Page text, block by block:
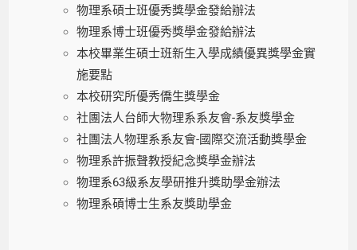
物理系碩士班優秀獎學金發給辦法
物理系博士班優秀獎學金發給辦法
本校畢業生碩士班新生入學成績優異獎學金實
施要點
本校研究所優秀僑生獎學金
社團法人台師大物理系系友會-系友獎學金
社團法人物理系系友會-國際交流活動獎學金
物理系許振聲教授紀念獎學金辦法
物理系63級系友學研推升獎助學金辦法
物理系碩博士生系友獎助學金